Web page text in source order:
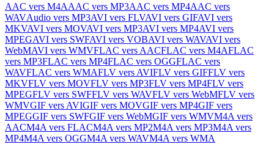
AAC vers M4AAAC vers MP3AAC vers MP4AAC vers
WAVAudio vers MP3AVI vers FLVAVI vers GIFAVI vers
MKVAVI vers MOVAVI vers MP3AVI vers MP4AVI vers
MPEGAVI vers SWFAVI vers VOBAVI vers WAVAVI vers
WebMAVI vers WMVFLAC vers AACFLAC vers M4AFLAC
vers MP3FLAC vers MP4FLAC vers OGGFLAC vers
WAVFLAC vers WMAFLV vers AVIFLV vers GIFFLV vers
MKVFLV vers MOVFLV vers MP3FLV vers MP4FLV vers
MPEGFLV vers SWFFLV vers WAVFLV vers WebMFLV vers
WMVGIF vers AVIGIF vers MOVGIF vers MP4GIF vers
MPEGGIF vers SWFGIF vers WebMGIF vers WMVM4A vers
AACM4A vers FLACM4A vers MP2M4A vers MP3M4A vers
MP4M4A vers OGGM4A vers WAVM4A vers WMA